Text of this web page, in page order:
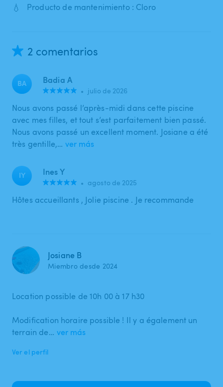
💧 Producto de mantenimiento : Cloro
2 comentarios
BA Badia A
• julio de 2026
Nous avons passé l’après-midi dans cette piscine
avec mes filles, et tout s’est parfaitement bien passé.
Nous avons passé un excellent moment. Josiane a été
très gentille,… ver más
IY Ines Y
• agosto de 2025
Hôtes accueillants , Jolie piscine . Je recommande
Josiane B
Miembro desde 2024
Location possible de 10h 00 à 17 h30
Modification horaire possible ! Il y a également un
terrain de… ver más
Ver el perfil